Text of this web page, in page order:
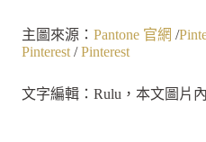
主圖來源： Pantone 官網 /
Pinterest /Pinterest
文字編輯：Rulu，本文圖片